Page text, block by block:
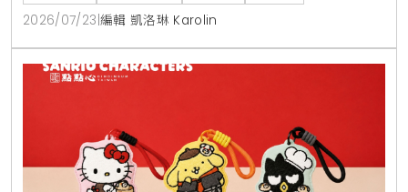
Allumer Dessert合作的中秋甜點禮盒，提供豐富的生
活體驗與門市優惠。
2026/07/23 編輯 凱洛琳 Karolin